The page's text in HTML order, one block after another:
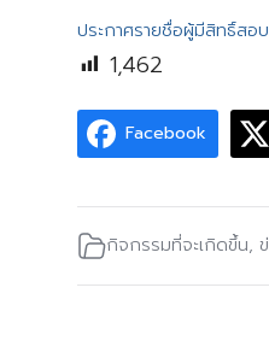
ประกาศรายชื่อผู้มีสิทธิ์สอ
1,462
Facebook
กิจกรรมที่จะเกิดขึ้น,